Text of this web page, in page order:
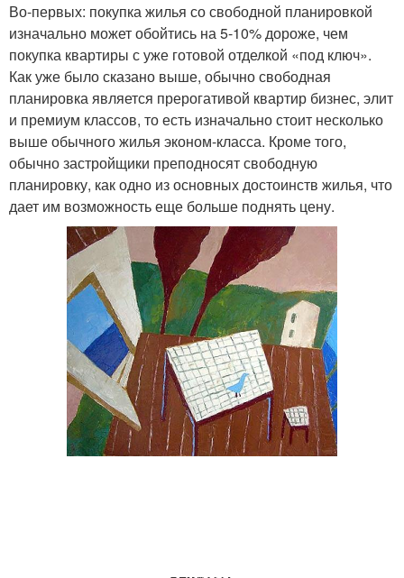
Во-первых: покупка жилья со свободной планировкой
изначально может обойтись на 5-10% дороже, чем
покупка квартиры с уже готовой отделкой «под ключ».
Как уже было сказано выше, обычно свободная
планировка является прерогативой квартир бизнес, элит
и премиум классов, то есть изначально стоит несколько
выше обычного жилья эконом-класса. Кроме того,
обычно застройщики преподносят свободную
планировку, как одно из основных достоинств жилья, что
дает им возможность еще больше поднять цену.